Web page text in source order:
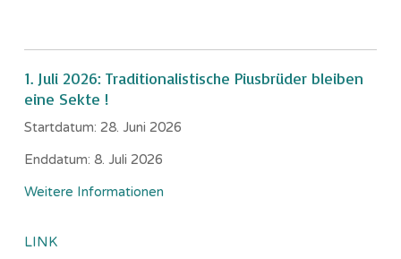
1. Juli 2026: Traditionalistische Piusbrüder bleiben
eine Sekte !
Startdatum: 28. Juni 2026
Enddatum: 8. Juli 2026
Weitere Informationen
LINK